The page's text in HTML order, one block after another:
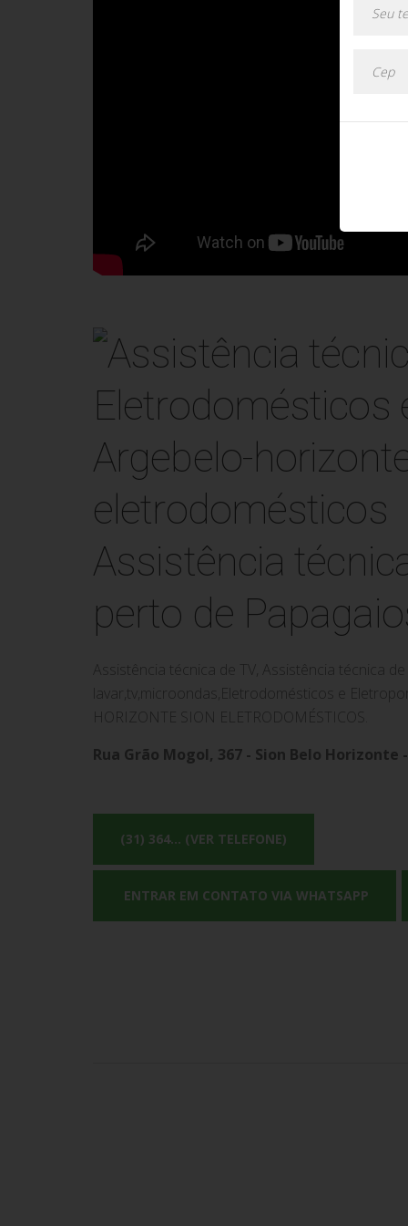
Assistência
perto de
Assistência técnica de TV, Assistência técnica
lavar,tv,microondas,Eletrodomésticos e
HORIZONTE SION ELETRODOMÉSTICOS.
Rua Grão Mogol, 367 - Sion Belo Horizonte
(31) 364... (VER TELEFONE)
ENTRAR EM CONTATO VIA WHATSAPP